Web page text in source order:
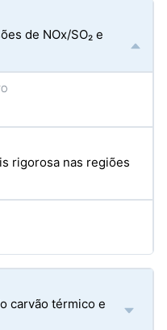
de NOx/SO₂ e
rigorosa nas regiões
carvão térmico e